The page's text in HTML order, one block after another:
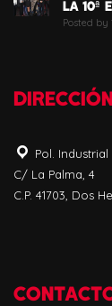
LA 10ª
Posted by
Pol.
C/ La Palma, 4
C.P. 41703, Dos